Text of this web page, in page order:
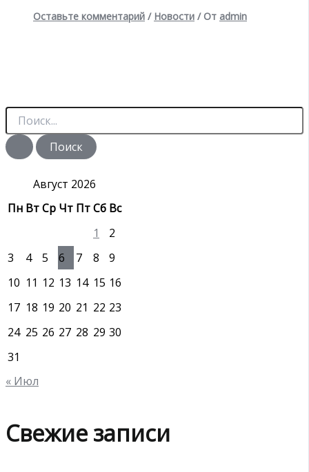
Оставьте комментарий / Новости / От admin
П
и
с
Август 2026
Пн ВтСр Чт ПтСб Вс
1
2
3
4 5 6 7 8
9
10 11 12 13 14 15 16
17 18 19 20 21 22 23
24 25 26 27 28 29 30
31
« Июл
Свежие записи